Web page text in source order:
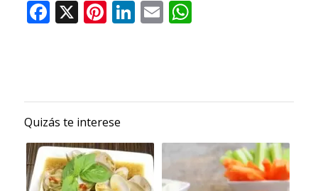
Quizás te interese